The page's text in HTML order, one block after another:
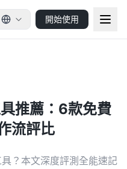
開始使用
推薦：6款免費
流評比
？本文深度評測全能速記